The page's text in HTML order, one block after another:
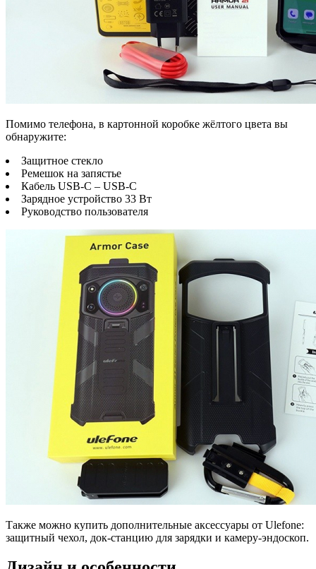
Помимо телефона, в картонной коробке жёлтого цвета вы
обнаружите:
Защитное стекло
Ремешок на запястье
Кабель USB-C – USB-C
Зарядное устройство 33 Вт
Руководство пользователя
Также можно купить дополнительные аксессуары от Ulefone:
защитный чехол, док-станцию для зарядки и камеру-эндоскоп.